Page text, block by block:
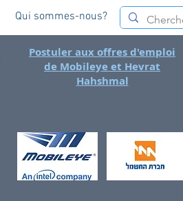
Qui sommes-nous?
Postuler aux offres d'emploi
de Mobileye et Hevrat
Hahshmal